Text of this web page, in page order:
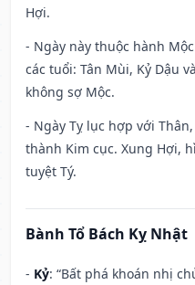
Hợi.
- Ngày này thuộc hành
các tuổi: Tân Mùi, Kỷ Dậu
không sợ Mộc.
- Ngày Tỵ lục hợp với
thành Kim cục. Xung Hợi,
tuyệt Tý.
Bành Tổ Bách Kỵ Nhật
- Kỷ: “Bất phá khoán nhị